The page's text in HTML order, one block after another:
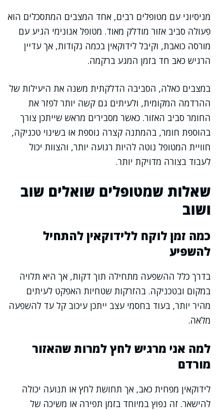
מניסיוני עם מטופלים רבים, אחד המצבים המתסכלים הוא
פעולה סביב אזור מודלק מאוד. מטופל אנונימי הגיע עם
מורסה כואבת, וקיבל לידוקאין בכמה נקודות, אך עדיין
הרגיש כאב חד בזמן המגע ברקמה.
במצבים כאלה, הסביבה הדלקתית משנה את היעילות של
ההרדמה המקומית, ולעיתים גם קשה יותר לפזר את
החומר סביב האזור. כאשר מסבירים מראש שייתכן צורך
בהוספת חומר, בהמתנה קצרה נוספת או בשינוי טכניקה,
חוויית המטופל נוטה להיות רגועה יותר, והצוות יכול
לעבוד בצורה מדויקת יותר.
שאלות שמטופלים שואלים שוב
ושוב
כמה זמן לוקח ללידוקאין להתחיל
להשפיע
בדרך כלל ההשפעה מתחילה תוך דקות, אך היא תלויה
במקום ובטכניקה. בהזרקות שטחיות האפקט לעיתים
מהיר יותר, בעוד בחסמי עצב ייתכן עיכוב קל עד להשפעה
מלאה.
למה אני מרגיש לחץ למרות שהאזור
מורדם
לידוקאין מפחית כאב, אך תחושת לחץ או תנועה יכולה
להישאר. זה נפוץ במיוחד בזמן תפירה או משיכה של